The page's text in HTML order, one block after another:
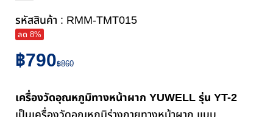
รหัสสินค้า : RMM-TMT015
ลด 8%
฿860
Original
price
was:
฿860.
฿790
Current
price
฿790.
เครื่องวัดอุณหภูมิทางหน้าผาก YUWELL รุ่น YT-2
เป็นเครื่องวัดอุณหภูมิร่างกายทางหน้าผาก แบบ